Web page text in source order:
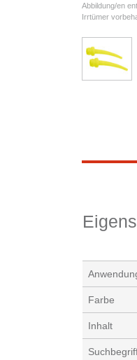
Abbildung/en
Irrtümer
Farbe
Inhalt